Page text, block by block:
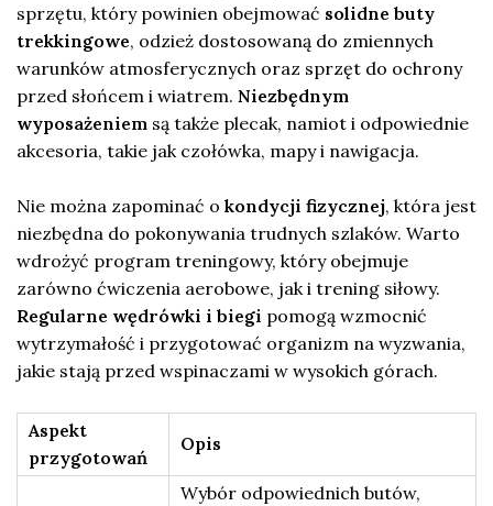
sprzętu, który powinien obejmować solidne buty
trekkingowe, odzież dostosowaną do zmiennych
warunków atmosferycznych oraz sprzęt do ochrony
przed słońcem i wiatrem. Niezbędnym
wyposażeniem są także plecak, namiot i odpowiednie
akcesoria, takie jak czołówka, mapy i nawigacja.
Nie można zapominać o kondycji fizycznej, która jest
niezbędna do pokonywania trudnych szlaków. Warto
wdrożyć program treningowy, który obejmuje
zarówno ćwiczenia aerobowe, jak i trening siłowy.
Regularne wędrówki i biegi pomogą wzmocnić
wytrzymałość i przygotować organizm na wyzwania,
jakie stają przed wspinaczami w wysokich górach.
Aspekt
przygotowań
Opis
Wybór odpowiednich butów,